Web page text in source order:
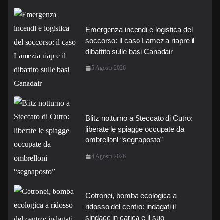
Emergenza incendi e logistica del
soccorso: il caso Lamezia riapre il
dibattito sulle basi Canadair
5 Agosto 2026
Blitz notturno a Steccato di Cutro:
liberate le spiagge occupate da
ombrelloni “segnaposto”
4 Agosto 2026
Cotronei, bomba ecologica a
ridosso del centro: indagati il
sindaco in carica e il suo